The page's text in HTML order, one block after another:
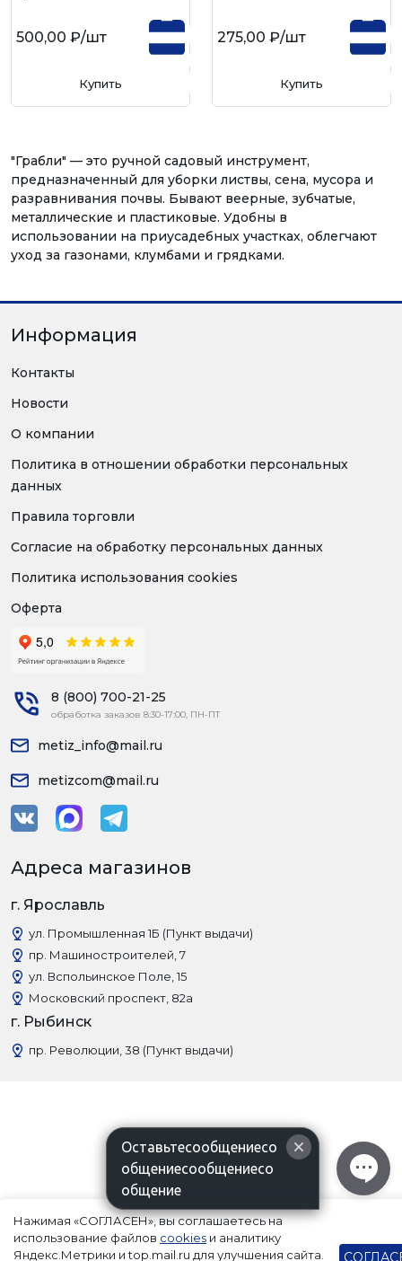
500,00 ₽/шт
Купить
275,00 ₽/шт
Купить
"Грабли" — это ручной садовый инструмент,
предназначенный для уборки листвы, сена, мусора и
разравнивания почвы. Бывают веерные, зубчатые,
металлические и пластиковые. Удобны в
использовании на приусадебных участках, облегчают
уход за газонами, клумбами и грядками.
Информация
Контакты
Новости
О компании
Политика в отношении обработки персональных
данных
Правила торговли
Согласие на обработку персональных данных
Политика использования cookies
Оферта
8 (800) 700-21-25
обработка заказов 8:30-17:00, ПН-ПТ
metiz_info@mail.ru
metizcom@mail.ru
Адреса магазинов
г. Ярославль
ул. Промышленная 1Б (Пункт выдачи)
пр. Машиностроителей, 7
ул. Вспольинское Поле, 15
Московский проспект, 82а
г. Рыбинск
пр. Революции, 38 (Пункт выдачи)
Нажимая «СОГЛАСЕН», вы соглашаетесь на
использование файлов cookies и аналитику
Яндекс.Метрики и top.mail.ru для улучшения сайта.
Оставьтесообщениесо
общениесообщениесо
общение